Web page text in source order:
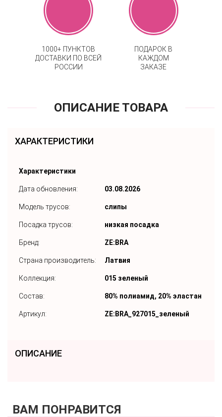
1000+ ПУНКТОВ
ДОСТАВКИ ПО ВСЕЙ
РОССИИ
ПОДАРОК В
КАЖДОМ
ЗАКАЗЕ
ОПИСАНИЕ ТОВАРА
ХАРАКТЕРИСТИКИ
Характеристики
Дата обновления: 03.08.2026
Модель трусов: слипы
Посадка трусов: низкая посадка
Бренд: ZE:BRA
Страна производитель: Латвия
Коллекция: 015 зеленый
Состав: 80% полиамид, 20% эластан
Артикул: ZE:BRA_927015_зеленый
ОПИСАНИЕ
ВАМ ПОНРАВИТСЯ